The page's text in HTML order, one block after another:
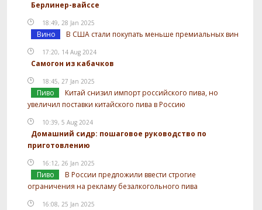
Берлинер-вайссе
18:49, 28 Jan 2025
Вино В США стали покупать меньше премиальных вин
17:20, 14 Aug 2024
Самогон из кабачков
18:45, 27 Jan 2025
Пиво
Китай снизил импорт российского пива, но
увеличил поставки китайского пива в Россию
10:39, 5 Aug 2024
Домашний сидр: пошаговое руководство по
приготовлению
16:12, 26 Jan 2025
Пиво
В России предложили ввести строгие
ограничения на рекламу безалкогольного пива
16:08, 25 Jan 2025